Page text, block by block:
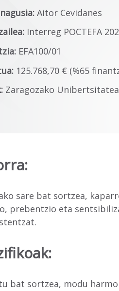
Aitor Cevidanes
Interreg POCTEFA
EFA100/01
125.768,70 € (%65
Zaragozako
sare bat sortzea,
prebentzio eta
bat sortzea, modu